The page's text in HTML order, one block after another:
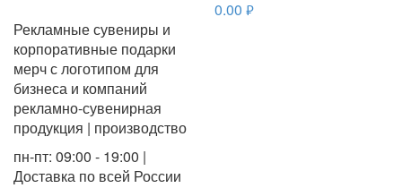
Рекламные сувениры и
корпоративные подарки
мерч с логотипом для
бизнеса и компаний
рекламно-сувенирная
продукция | производство
пн-пт: 09:00 - 19:00 |
Доставка по всей России
0.00 руб.